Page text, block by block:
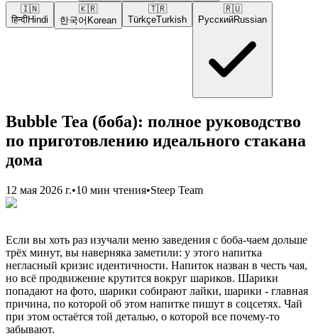
🇮🇳
हिन्दीHindi
🇰🇷
한국어 Korean
🇹🇷
TürkçeTurkish
🇷🇺
РусскийRussian
Bubble Tea (боба): полное руководство
по приготовлению идеального стакана
дома
12 мая 2026 г.•10 мин чтения•Steep Team
Если вы хоть раз изучали меню заведения с боба-чаем дольше
трёх минут, вы наверняка заметили: у этого напитка
негласный кризис идентичности. Напиток назван в честь чая,
но всё продвижение крутится вокруг шариков. Шарики
попадают на фото, шарики собирают лайки, шарики - главная
причина, по которой об этом напитке пишут в соцсетях. Чай
при этом остаётся той деталью, о которой все почему-то
забывают.